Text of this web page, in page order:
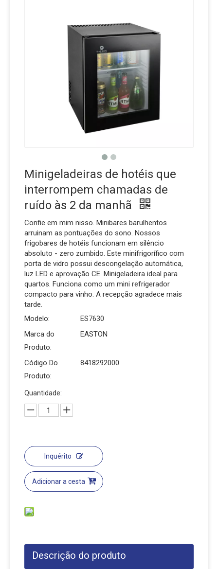
Minigeladeiras de hotéis que
interrompem chamadas de
ruído às 2 da manhã
Confie em mim nisso. Minibares barulhentos
arruinam as pontuações do sono. Nossos
frigobares de hotéis funcionam em silêncio
absoluto - zero zumbido. Este minifrigorífico com
porta de vidro possui descongelação automática,
luz LED e aprovação CE. Minigeladeira ideal para
quartos. Funciona como um mini refrigerador
compacto para vinho. A recepção agradece mais
tarde.
Modelo:
ES7630
Marca do
Produto:
EASTON
Código Do
Produto:
8418292000
Quantidade:
Inquérito
Adicionar a cesta
Descrição do produto